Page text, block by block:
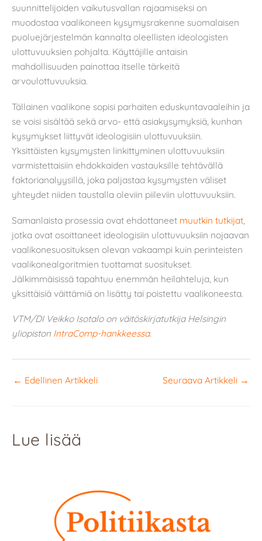
suunnittelijoiden vaikutusvallan rajaamiseksi on
muodostaa vaalikoneen kysymysrakenne suomalaisen
puoluejärjestelmän kannalta oleellisten ideologisten
ulottuvuuksien pohjalta. Käyttäjille antaisin
mahdollisuuden painottaa itselle tärkeitä
arvoulottuvuuksia.
Tällainen vaalikone sopisi parhaiten eduskuntavaaleihin ja
se voisi sisältää sekä arvo- että asiakysymyksiä, kunhan
kysymykset liittyvät ideologisiin ulottuvuuksiin.
Yksittäisten kysymysten linkittyminen ulottuvuuksiin
varmistettaisiin ehdokkaiden vastauksille tehtävällä
faktorianalyysillä, joka paljastaa kysymysten väliset
yhteydet niiden taustalla oleviin piileviin ulottuvuuksiin.
Samanlaista prosessia ovat ehdottaneet muutkin tutkijat
jotka ovat osoittaneet ideologisiin ulottuvuuksiin nojaavan
vaalikonesuosituksen olevan vakaampi kuin perinteisten
vaalikonealgoritmien tuottamat suositukset.
Jälkimmäisissä tapahtuu enemmän heilahteluja, kun
yksittäisiä väittämiä on lisätty tai poistettu vaalikoneesta.
VTM/DI Veikko Isotalo on väitöskirjatutkija Helsingin
yliopiston IntraComp-hankkeessa.
← Edellinen Artikkeli Seuraava Artikkeli →
Lue lisää